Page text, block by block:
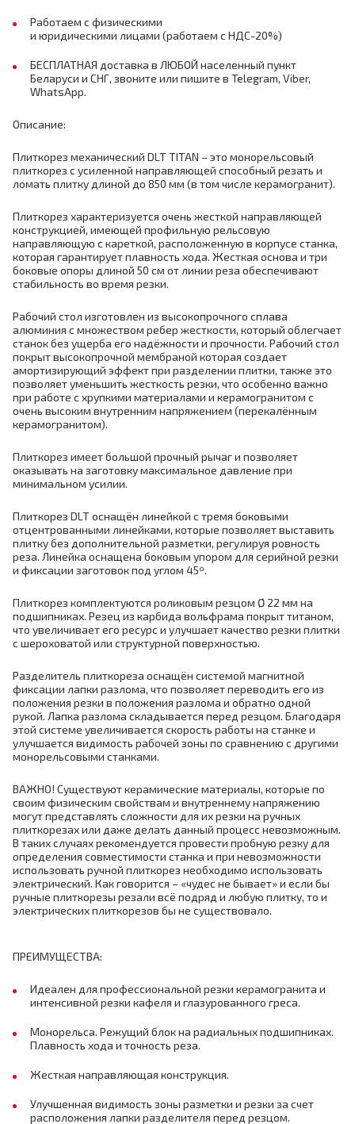
Работаем с физическими
и юридическими лицами (работаем с НДС-20%)
БЕСПЛАТНАЯ доставка в ЛЮБОЙ населенный пункт
Беларуси и СНГ, звоните или пишите в Telegram, Viber,
WhatsApp.
Описание:
Плиткорез механический DLT TITAN – это монорельсовый
плиткорез с усиленной направляющей способный резать и
ломать плитку длиной до 850 мм (в том числе керамогранит).
Плиткорез характеризуется очень жесткой направляющей
конструкцией, имеющей профильную рельсовую
направляющую с кареткой, расположенную в корпусе станка,
которая гарантирует плавность хода. Жесткая основа и три
боковые опоры длиной 50 см от линии реза обеспечивают
стабильность во время резки.
Рабочий стол изготовлен из высокопрочного сплава
алюминия с множеством ребер жесткости, который облегчает
станок без ущерба его надёжности и прочности. Рабочий стол
покрыт высокопрочной мембраной которая создает
амортизирующий эффект при разделении плитки, также это
позволяет уменьшить жесткость резки, что особенно важно
при работе с хрупкими материалами и керамогранитом с
очень высоким внутренним напряжением (перекалённым
керамогранитом).
Плиткорез имеет большой прочный рычаг и позволяет
оказывать на заготовку максимальное давление при
минимальном усилии.
Плиткорез DLT оснащён линейкой с тремя боковыми
отцентрованными линейками, которые позволяет выставить
плитку без дополнительной разметки, регулируя ровность
реза. Линейка оснащена боковым упором для серийной резки
и фиксации заготовок под углом 45º.
Плиткорез комплектуются роликовым резцом Ø 22 мм на
подшипниках. Резец из карбида вольфрама покрыт титаном,
что увеличивает его ресурс и улучшает качество резки плитки
с шероховатой или структурной поверхностью.
Разделитель плиткореза оснащён системой магнитной
фиксации лапки разлома, что позволяет переводить его из
положения резки в положения разлома и обратно одной
рукой. Лапка разлома складывается перед резцом. Благодаря
этой системе увеличивается скорость работы на станке и
улучшается видимость рабочей зоны по сравнению с другими
монорельсовыми станками.
ВАЖНО! Существуют керамические материалы, которые по
своим физическим свойствам и внутреннему напряжению
могут представлять сложности для их резки на ручных
плиткорезах или даже делать данный процесс невозможным.
В таких случаях рекомендуется провести пробную резку для
определения совместимости станка и при невозможности
использовать ручной плиткорез необходимо использовать
электрический. Как говорится – «чудес не бывает» и если бы
ручные плиткорезы резали всё подряд и любую плитку, то и
электрических плиткорезов бы не существовало.
ПРЕИМУЩЕСТВА:
Идеален для профессиональной резки керамогранита и
интенсивной резки кафеля и глазурованного греса.
Монорельса. Режущий блок на радиальных подшипниках.
Плавность хода и точность реза.
Жесткая направляющая конструкция.
Улучшенная видимость зоны разметки и резки за счет
расположения лапки разделителя перед резцом.